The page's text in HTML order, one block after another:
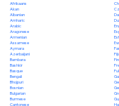
Afrikaans
Akan
Albanian
Amharic
Arabic
Aragonese
Armenian
Assamese
Aymara
Azerbaijani
Bambara
Bashkir
Basque
Bengali
Bhojpuri
Bosnian
Bulgarian
Burmese
Cantonese